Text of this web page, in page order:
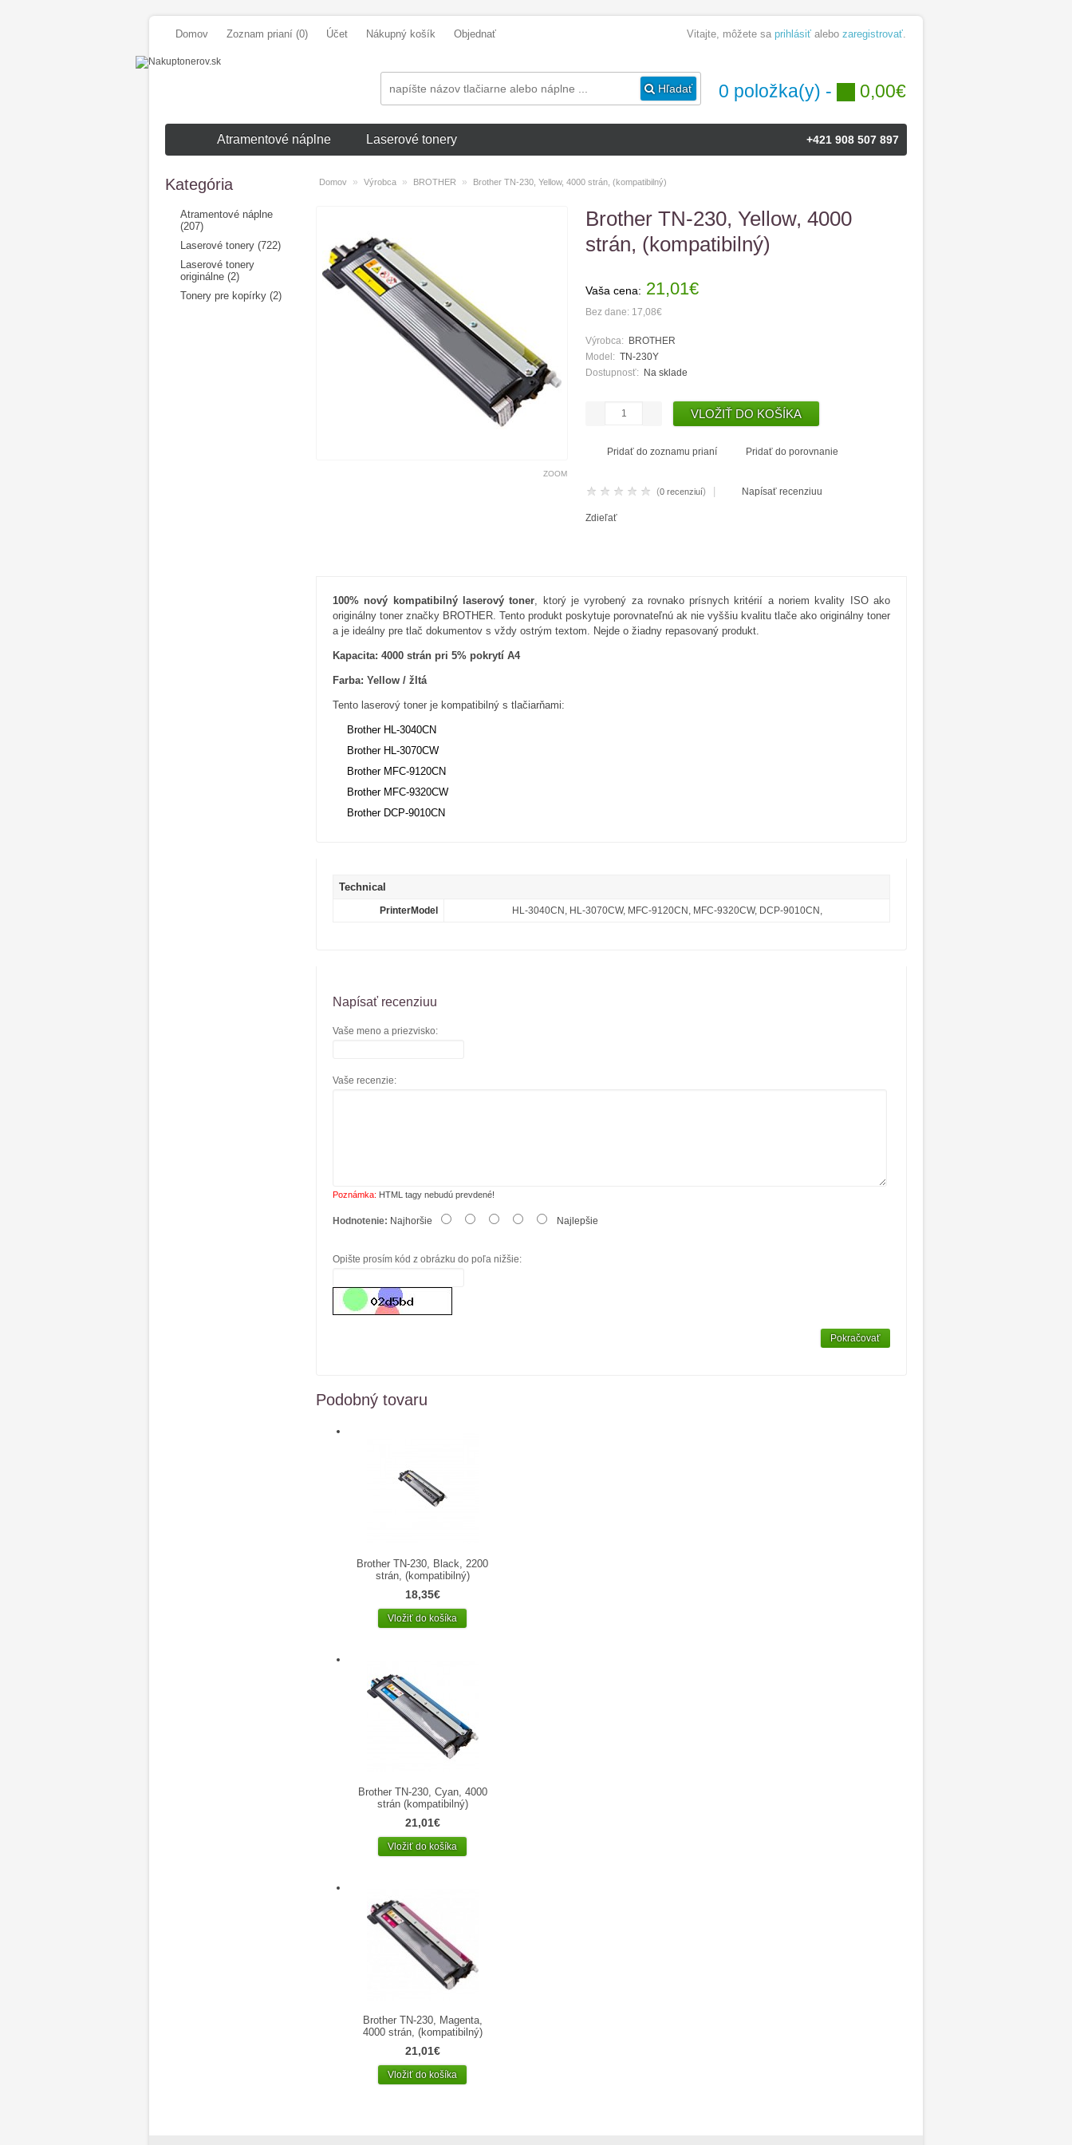
Vitajte, môžete sa prihlásiť alebo zaregistrovať.
Domov Zoznam prianí (0) Účet Nákupný košík Objednať
0 položka(y) - 0,00€
Hľadať
+421 908 507 897
Atramentové náplne Laserové tonery
Kategória
Atramentové náplne
(207)
Laserové tonery (722)
Laserové tonery
originálne (2)
Tonery pre kopírky (2)
Domov » Výrobca » BROTHER » Brother TN-230, Yellow, 4000 strán, (kompatibilný)
ZOOM
Brother TN-230, Yellow, 4000
strán, (kompatibilný)
Vaša cena: 21,01€
Bez dane: 17,08€
Výrobca: BROTHER
Model: TN-230Y
Dostupnosť: Na sklade
Pridať do zoznamu prianí Pridať do porovnanie
(0 recenziuí) Napísať recenziuu
Zdieľať
100% nový kompatibilný laserový toner, ktorý je vyrobený za rovnako prísnych kritérií a noriem kvality ISO ako
originálny toner značky BROTHER. Tento produkt poskytuje porovnateľnú ak nie vyššiu kvalitu tlače ako originálny toner
a je ideálny pre tlač dokumentov s vždy ostrým textom. Nejde o žiadny repasovaný produkt.
Kapacita: 4000 strán pri 5% pokrytí A4
Farba: Yellow / žltá
Tento laserový toner je kompatibilný s tlačiarňami:
Brother HL-3040CN
Brother HL-3070CW
Brother MFC-9120CN
Brother MFC-9320CW
Brother DCP-9010CN
Technical
PrinterModel HL-3040CN, HL-3070CW, MFC-9120CN, MFC-9320CW, DCP-9010CN,
Napísať recenziuu
Vaše meno a priezvisko:
Vaše recenzie:
Poznámka: HTML tagy nebudú prevdené!
Hodnotenie: Najhoršie Najlepšie
Opište prosím kód z obrázku do poľa nižšie:
Pokračovať
Podobný tovaru
Brother TN-230, Black, 2200
strán, (kompatibilný)
18,35€
Vložiť do košíka
Brother TN-230, Cyan, 4000
strán (kompatibilný)
21,01€
Vložiť do košíka
Brother TN-230, Magenta,
4000 strán, (kompatibilný)
21,01€
Vložiť do košíka